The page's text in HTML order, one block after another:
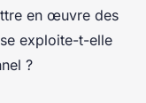
en œuvre des
exploite-t-elle
?